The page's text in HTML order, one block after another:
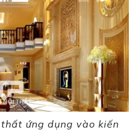
ứng dụng vào kiến